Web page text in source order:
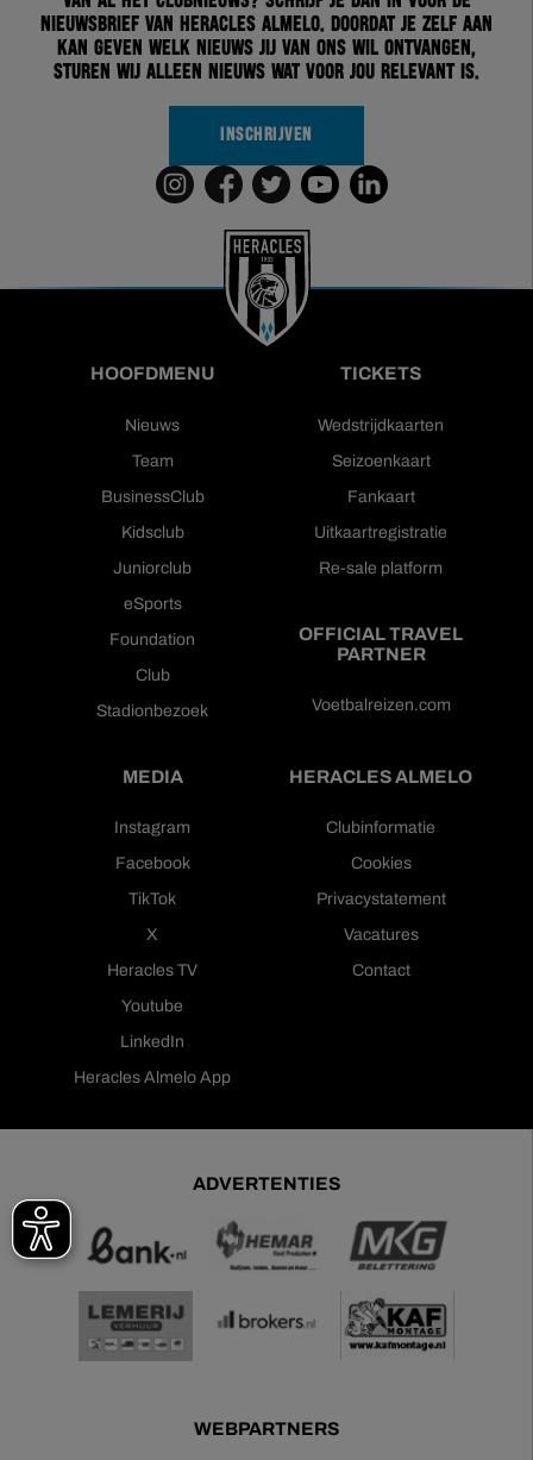
nieuwsbrief van Heracles Almelo. Doordat je zelf aan
kan geven welk nieuws jij van ons wil ontvangen,
sturen wij alleen nieuws wat voor jou relevant is.
INSCHRIJVEN
HOOFDMENU
Nieuws
Team
BusinessClub
Kidsclub
Juniorclub
eSports
Foundation
Club
Stadionbezoek
TICKETS
Wedstrijdkaarten
Seizoenkaart
Fankaart
Uitkaartregistratie
Re-sale platform
OFFICIAL TRAVEL
PARTNER
Voetbalreizen.com
MEDIA
Instagram
Facebook
TikTok
X
Heracles TV
Youtube
LinkedIn
Heracles Almelo App
HERACLES ALMELO
Clubinformatie
Cookies
Privacystatement
Vacatures
Contact
ADVERTENTIES
WEBPARTNERS